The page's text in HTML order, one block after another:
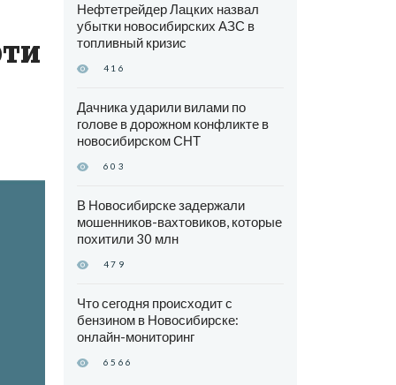
Нефтетрейдер Лацких назвал
убытки новосибирских АЗС в
топливный кризис
416
Дачника ударили вилами по
голове в дорожном конфликте в
новосибирском СНТ
603
В Новосибирске задержали
мошенников-вахтовиков, которые
похитили 30 млн
479
Что сегодня происходит с
бензином в Новосибирске:
онлайн-мониторинг
6566